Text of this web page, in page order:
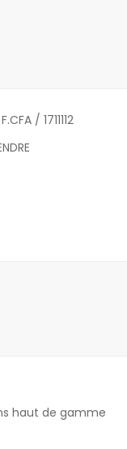
/ 1711112
haut de gamme